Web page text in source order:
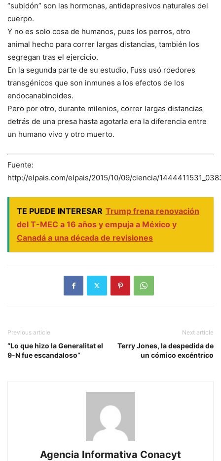
“subidón” son las hormonas, antidepresivos naturales del
cuerpo.
Y no es solo cosa de humanos, pues los perros, otro
animal hecho para correr largas distancias, también los
segregan tras el ejercicio.
En la segunda parte de su estudio, Fuss usó roedores
transgénicos que son inmunes a los efectos de los
endocanabinoides.
Pero por otro, durante milenios, correr largas distancias
detrás de una presa hasta agotarla era la diferencia entre
un humano vivo y otro muerto.
Fuente:
http://elpais.com/elpais/2015/10/09/ciencia/
TE PUEDE INTERESAR Trump frena renovación
del T-MEC a 16 años y empuja a México y
Canadá a una década de revisiones
Previous article
“Lo que hizo la Generalitat el
9-N fue escandaloso”
Next article
Terry Jones, la despedida de
un cómico excéntrico
Agencia Informativa Conacyt